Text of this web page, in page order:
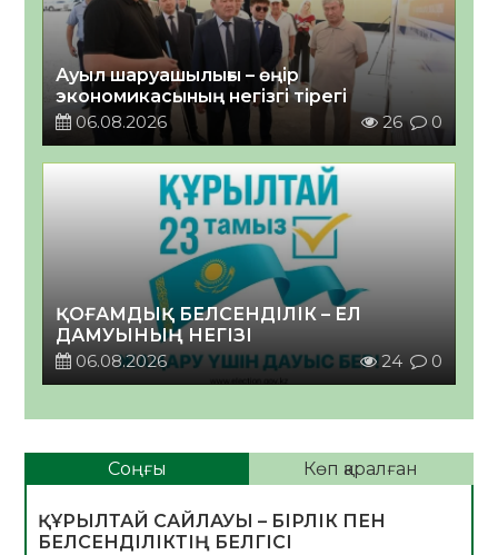
Ауыл шаруашылығы – өңір
экономикасының негізгі тірегі
06.08.2026
26 0
ҚОҒАМДЫҚ БЕЛСЕНДІЛІК – ЕЛ
ДАМУЫНЫҢ НЕГІЗІ
06.08.2026
24 0
Соңғы Көп қаралған
ҚҰРЫЛТАЙ САЙЛАУЫ – БІРЛІК ПЕН
БЕЛСЕНДІЛІКТІҢ БЕЛГІСІ